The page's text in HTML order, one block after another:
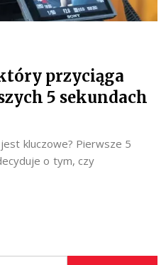
przyciąga
5 sekundach
kluczowe? Pierwsze 5
o tym, czy